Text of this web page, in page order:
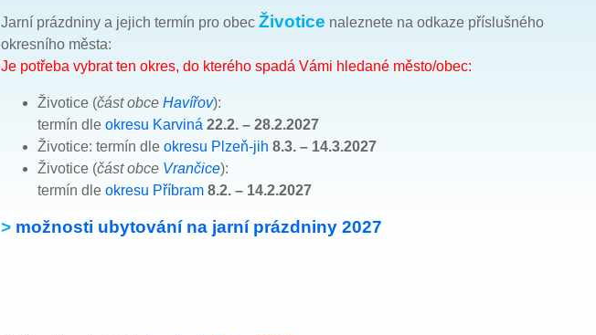
Jarní prázdniny a jejich termín pro obec Životice naleznete na odkaze příslušného
okresního města:
Je potřeba vybrat ten okres, do kterého spadá Vámi hledané město/obec:
Životice (část obce Havířov):
termín dle okresu Karviná 22.2. – 28.2.2027
Životice: termín dle okresu Plzeň-jih 8.3. – 14.3.2027
Životice (část obce Vrančice):
termín dle okresu Příbram 8.2. – 14.2.2027
> možnosti ubytování na jarní prázdniny 2027